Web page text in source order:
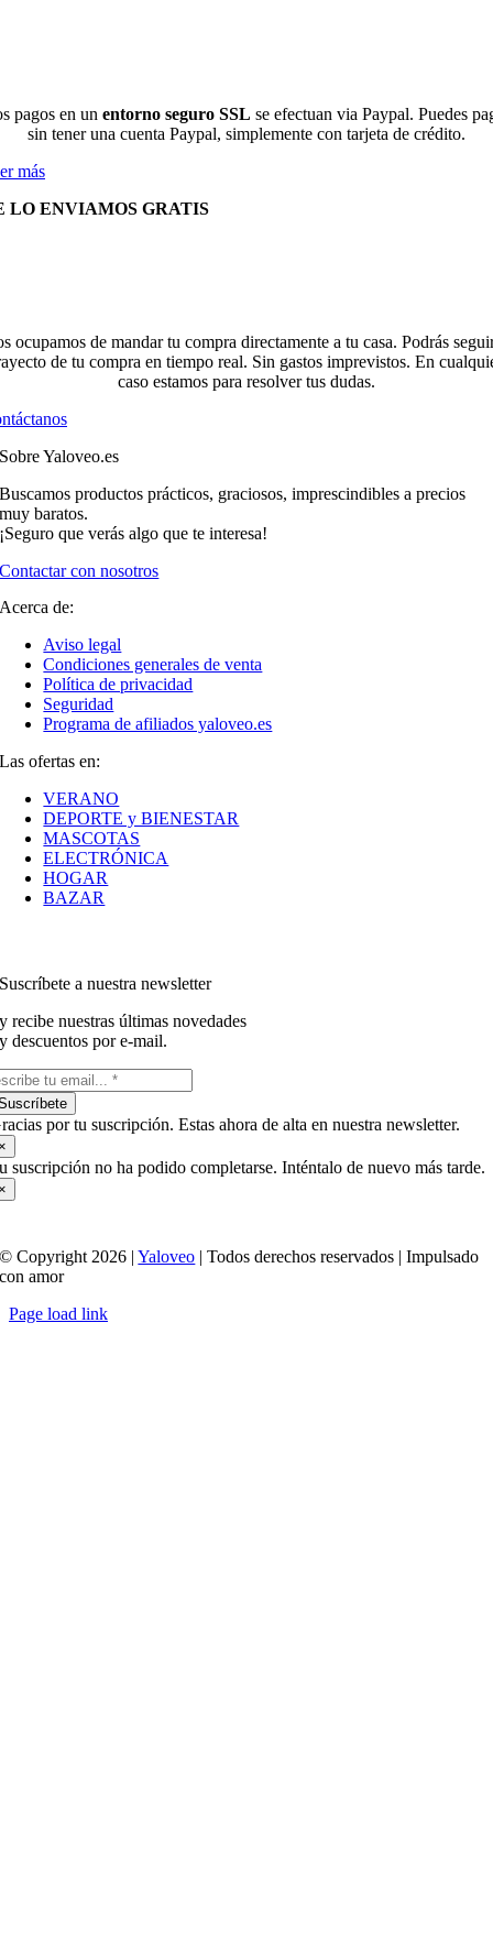
pagos en un entorno seguro SSL se efectuan via Paypal. Puedes
sin tener una cuenta Paypal, simplemente con tarjeta de crédito.
más
LO ENVIAMOS GRATIS
ocupamos de mandar tu compra directamente a tu casa. Podrás
de tu compra en tiempo real. Sin gastos imprevistos. En
caso estamos para resolver tus dudas.
Sobre Yaloveo.es
Buscamos productos prácticos, graciosos, imprescindibles a precios
muy baratos.
¡Seguro que verás algo que te interesa!
Contactar con nosotros
Acerca de:
Aviso legal
Condiciones generales de venta
Política de privacidad
Seguridad
Programa de afiliados yaloveo.es
Las ofertas en:
VERANO
DEPORTE y BIENESTAR
MASCOTAS
ELECTRÓNICA
HOGAR
BAZAR
Suscríbete a nuestra newsletter
y recibe nuestras últimas novedades
y descuentos por e-mail.
por tu suscripción. Estas ahora de alta en nuestra newsletter.
suscripción no ha podido completarse. Inténtalo de nuevo más tarde.
© Copyright 2026 |Yaloveo | Todos derechos reservados | Impulsado
con amor
Page load link